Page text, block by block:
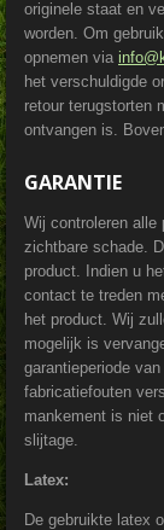
originele staat en
worden. Om
opnemen via
het verschuldigde
retour terugstorten
ontvangen is.
GARANTIE
Wij controleren alle
zichtbare schade.
product. Indien u
contact te treden
het product. Wij
mogelijk is
garantieperiode
fabricatiefouten
mankement is niet
slijtage.
Latex:
De gebruikte latex